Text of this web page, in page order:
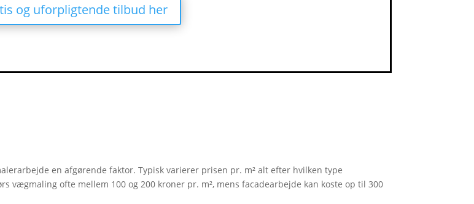
og uforpligtende tilbud her
en afgørende faktor. Typisk varierer prisen pr. m² alt efter hvilken type
ofte mellem 100 og 200 kroner pr. m², mens facadearbejde kan koste op til 300